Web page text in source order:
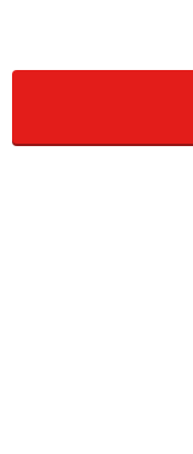
「共働きですが